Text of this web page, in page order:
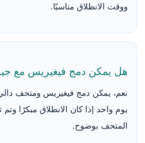
ووقت الانطلاق مناسبًا.
هل يمكن دمج فيغيريس مع
نعم، يمكن دمج فيغيريس ومتحف
يوم واحد إذا كان الانطلاق مبكرًا
المتحف بوضوح.